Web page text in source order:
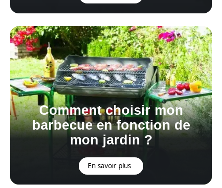
Comment choisir mon
barbecue en fonction de
mon jardin ?
En savoir plus